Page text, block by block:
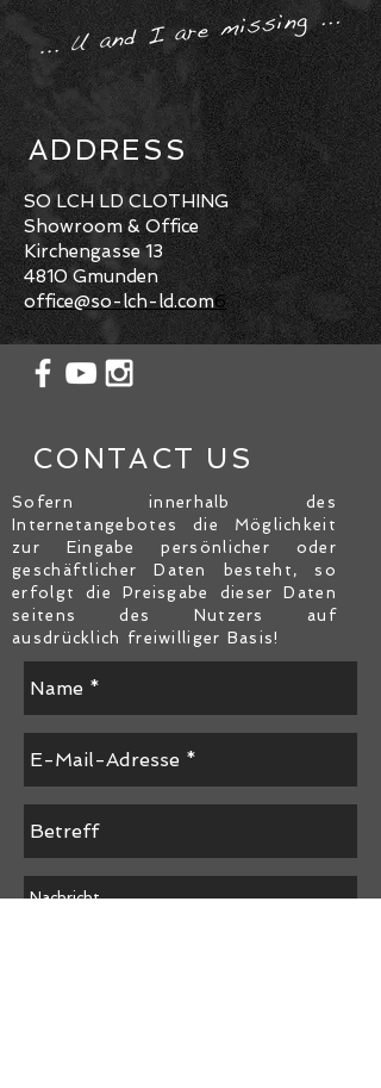
ADDRESS
SO LCH LD CLOTHING
Showroom & Office
Kirchengasse 13
4810 Gmunden
office@so-lch-ld.com6
CONTACT US
Sofern innerhalb des
Internetangebotes die Möglichkeit
zur Eingabe persönlicher oder
geschäftlicher Daten besteht, so
erfolgt die Preisgabe dieser Daten
seitens des Nutzers auf
ausdrücklich freiwilliger Basis!